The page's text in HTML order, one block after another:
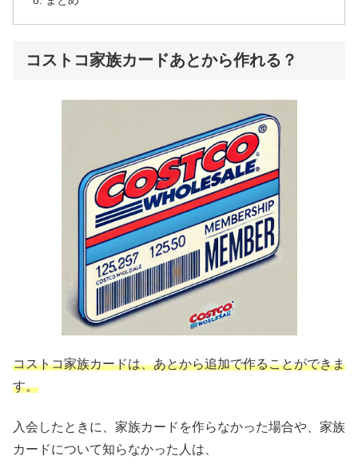
コストコ家族カードあとから作れる？
コストコ家族カードは、あとから追加で作ることができま
す。
入会したときに、家族カードを作らなかった場合や、家族
カードについて知らなかった人は、